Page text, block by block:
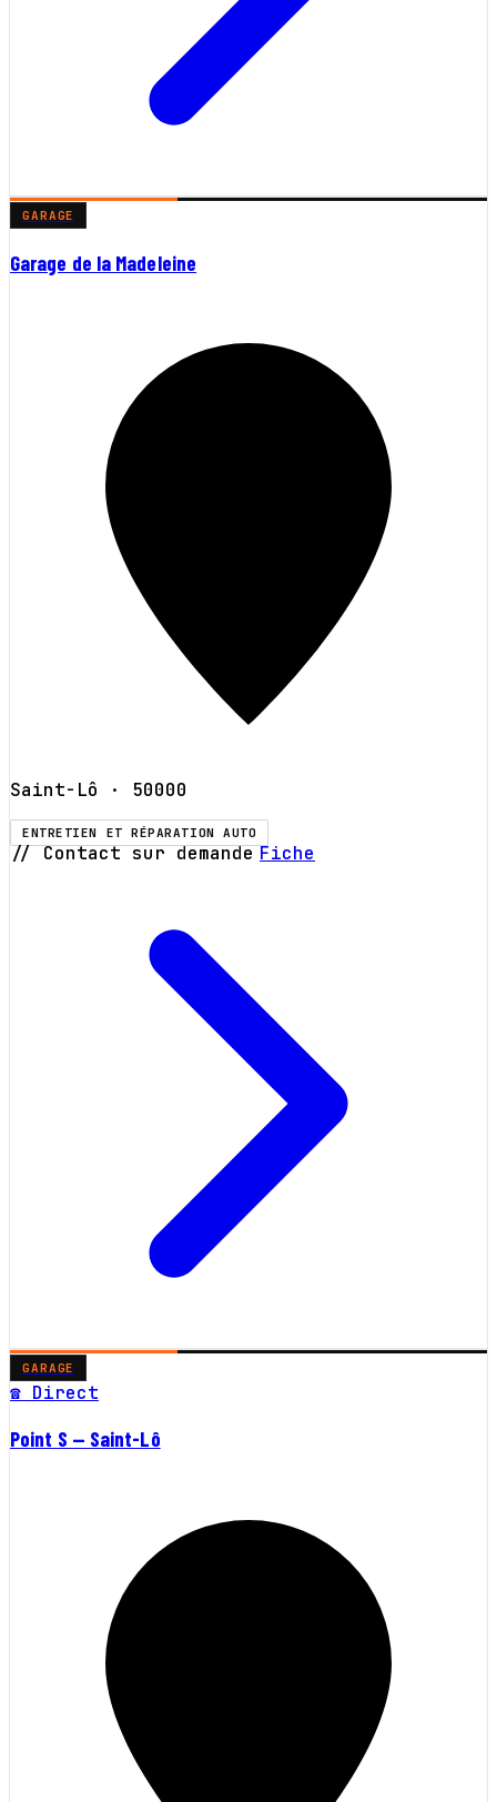
GARAGE
Garage de la Madeleine
Saint-Lô · 50000
ENTRETIEN ET RÉPARATION AUTO
// Contact sur demande Fiche
GARAGE
☎ Direct
Point S — Saint-Lô